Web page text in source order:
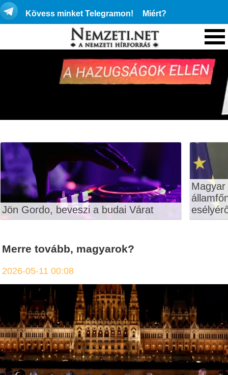
Kövess minket Telegramon! Miért?
Jön Gordo, beveszi a budai Várat
Merre tovább, magyarok?
2026-05-11 00:08